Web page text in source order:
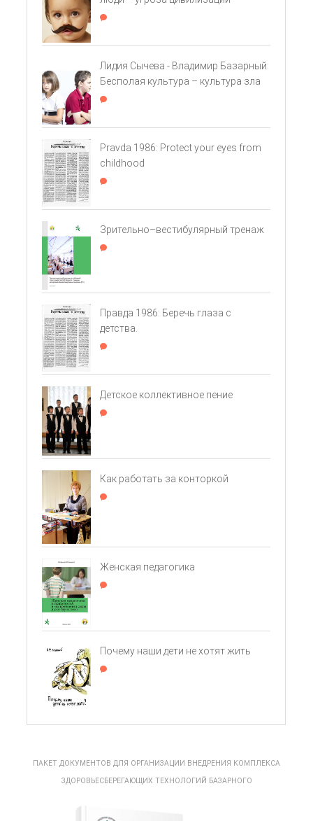
Лидия Сычева - Владимир Базарный:
Бесполая культура – культура зла
Pravda 1986: Protect your eyes from
childhood
Зрительно–вестибулярный тренаж
Правда 1986: Беречь глаза с
детства.
Детское коллективное пение
Как работать за конторкой
Женская педагогика
Почему наши дети не хотят жить
ПАКЕТ ДОКУМЕНТОВ ДЛЯ ОРГАНИЗАЦИИ ВНЕДРЕНИЯ КОМПЛЕКСА
ЗДОРОВЬЕСБЕРЕГАЮЩИХ ТЕХНОЛОГИЙ БАЗАРНОГО